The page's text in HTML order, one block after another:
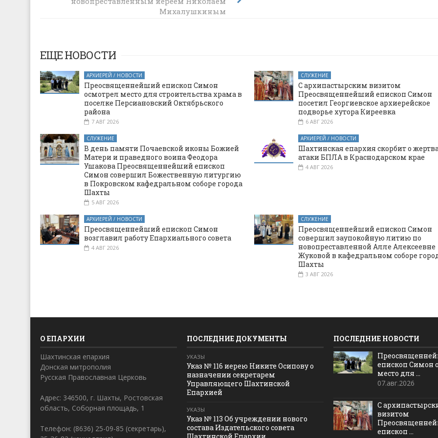
священника Николая Михалушкина
Михалушкиным
ЕЩЕ НОВОСТИ
АРХИЕРЕЙ / НОВОСТИ
Преосвященнейший епископ Симон
осмотрел место для строительства храма в
поселке Персиановский Октябрьского
района
7 АВГ 2026
СЛУЖЕНИЕ
С архипастырским визитом
Преосвященнейший епископ Симон
посетил Георгиевское архиерейское
подворье хутора Киреевка
6 АВГ 2026
СЛУЖЕНИЕ
В день памяти Почаевской иконы Божией
Матери и праведного воина Феодора
Ушакова Преосвященнейший епископ
Симон совершил Божественную литургию
в Покровском кафедральном соборе города
Шахты
5 АВГ 2026
АРХИЕРЕЙ / НОВОСТИ
Шахтинская епархия скорбит о
атаки БПЛА в Краснодарском крае
4 АВГ 2026
АРХИЕРЕЙ / НОВОСТИ
Преосвященнейший епископ Симон
возглавил работу Епархиального совета
4 АВГ 2026
СЛУЖЕНИЕ
Преосвященнейший епископ Симон
совершил заупокойную литию по
новопреставленной Алле Алексеевне
Жуковой в кафедральном соборе
Шахты
3 АВГ 2026
О ЕПАРХИИ
Шахтинская епархия
Донская митрополия
Русская Православная Церковь
Адрес: 346500, г. Шахты, Ростовская
область, Соборная площадь, 1
Телефон: (8636) 25-09-85 (секретарь),
ПОСЛЕДНИЕ ДОКУМЕНТЫ
УКАЗЫ
Указ № 116 иерею Никите Осипову о
назначении секретарем
Управляющего Шахтинской
Епархией
УКАЗЫ
Указ № 113 Об учреждении нового
состава Издательского совета
ПОСЛЕДНИЕ НОВОСТИ
епископ Симон
место для ...
07.авг.2026
С
визитом
епископ ...